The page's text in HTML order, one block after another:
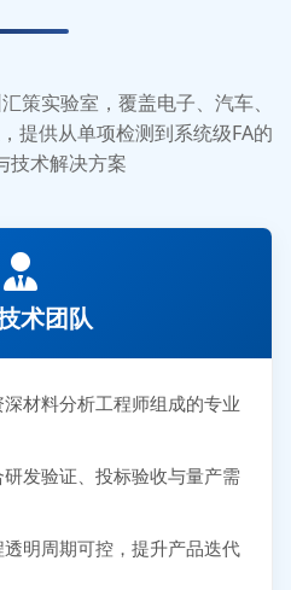
策实验室，覆盖电子、汽车、
提供从单项检测到系统级FA的
技术解决方案
术团队
深材料分析工程师组成的专业
研发验证、投标验收与量产需
透明周期可控，提升产品迭代